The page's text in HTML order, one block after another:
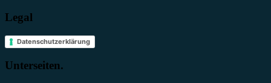
Legal
Datenschutzerklärung
Unterseiten.